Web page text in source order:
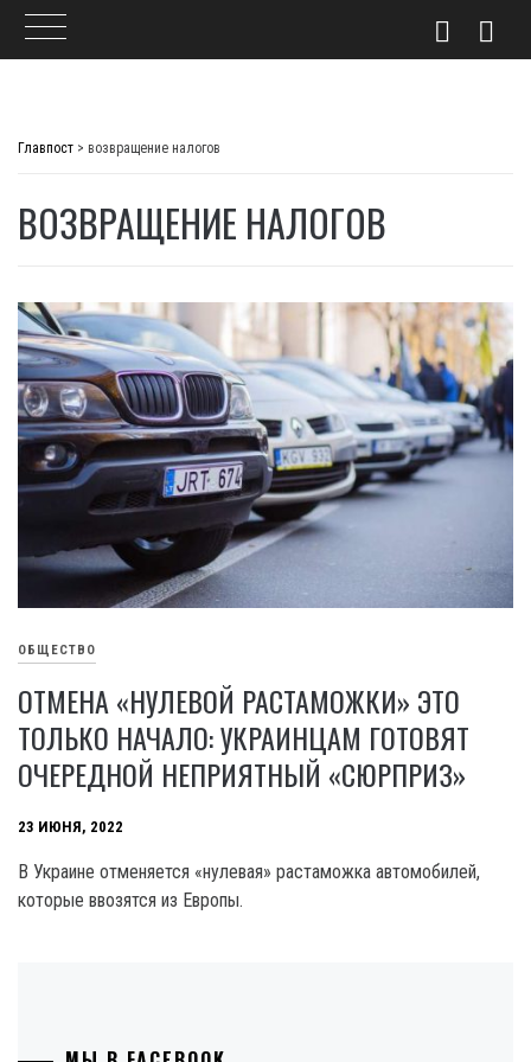
Главпост > возвращение налогов
ВОЗВРАЩЕНИЕ НАЛОГОВ
ОБЩЕСТВО
ОТМЕНА «НУЛЕВОЙ РАСТАМОЖКИ» ЭТО
ТОЛЬКО НАЧАЛО: УКРАИНЦАМ ГОТОВЯТ
ОЧЕРЕДНОЙ НЕПРИЯТНЫЙ «СЮРПРИЗ»
23 ИЮНЯ, 2022
В Украине отменяется «нулевая» растаможка автомобилей,
которые ввозятся из Европы.